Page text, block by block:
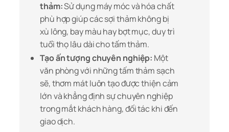
thảm:Sử dụng máy móc và hóa chất
phù hợp giúp các sợi thảm không bị
xù lông, bay màu hay bợt mục, duy trì
tuổi thọ lâu dài cho tấm thảm.
Tạo ấn tượng chuyên nghiệp: Một
văn phòng với những tấm thảm sạch
sẽ, thơm mát luôn tạo được thiện cảm
lớn và khẳng định sự chuyên nghiệp
trong mắt khách hàng, đối tác khi đến
giao dịch.